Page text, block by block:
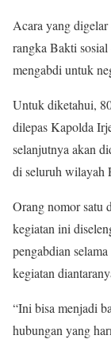
Acara yang
rangka Bakti
mengabdi untuk
Untuk diketahui,
dilepas Kapolda
selanjutnya akan
di seluruh wilayah
Orang nomor satu
kegiatan ini
pengabdian
kegiatan
“Ini bisa menjadi
hubungan yang